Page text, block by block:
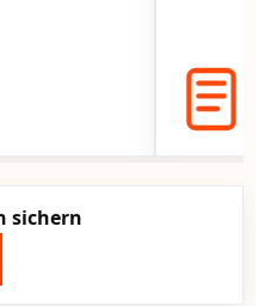
sichern